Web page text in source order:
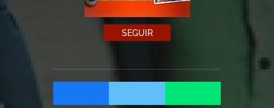
SEGUIR